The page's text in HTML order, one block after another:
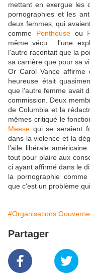
mettant en exergue les
pornographies et les
deux femmes, qui
comme Penthouseou
même vécu : l'une
l'autre racontait que la
sa carrière que pour sa
Or Carol Vance
heureuse était
que l'autre femme avait
commission. Deux
de Columbia et la
mêmes critiqué le
Meese qui se seraient
dans la violence et la
l'aile libérale
tout pour plaire aux
ci ayant affirmé dans le
la pornographie
que c'est un problème
#Organisations
Partager